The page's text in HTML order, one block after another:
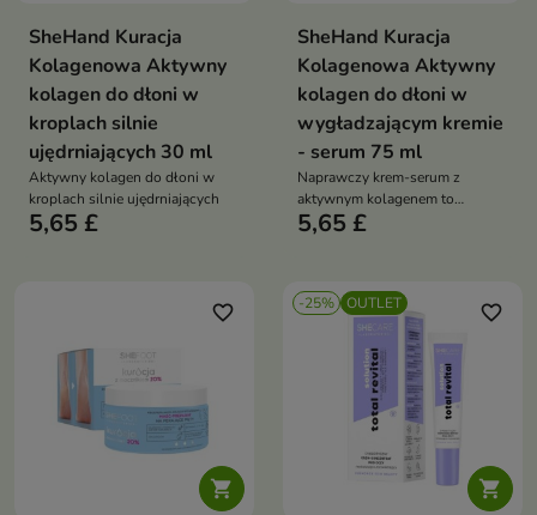
SheHand Kuracja
Kolagenowa Aktywny
kolagen do dłoni w
kroplach silnie
ujędrniających 30 ml
Aktywny kolagen do dłoni w
kroplach silnie ujędrniających
5,65 £
SheHand Kuracja
Kolagenowa Aktywny
kolagen do dłoni w
wygładzającym kremie
- serum 75 ml
Naprawczy krem-serum z
aktywnym kolagenem to
zaawansowana formuła, która
nawilżenie
5,65 £

favorite_border -25% OUTLET

favorite_border